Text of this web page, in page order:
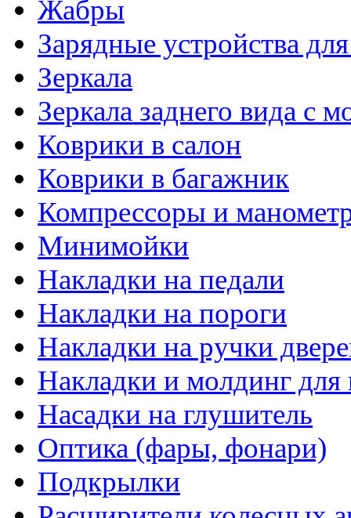
Жабры
Зарядные устройства
Зеркала
Зеркала заднего вида с
Коврики в салон
Коврики в багажник
Компрессоры и
Минимойки
Накладки на педали
Накладки на пороги
Накладки на ручки
Накладки и молдинг для
Насадки на глушитель
Оптика (фары, фонари)
Подкрылки